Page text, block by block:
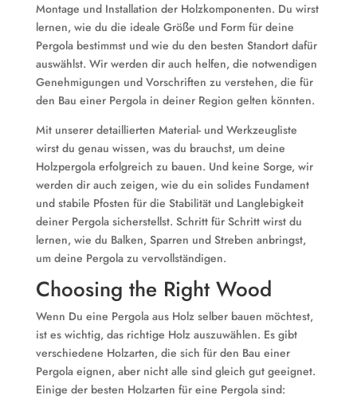
Montage und Installation der Holzkomponenten. Du wirst
lernen, wie du die ideale Größe und Form für deine
Pergola bestimmst und wie du den besten Standort dafür
auswählst. Wir werden dir auch helfen, die notwendigen
Genehmigungen und Vorschriften zu verstehen, die für
den Bau einer Pergola in deiner Region gelten könnten.
Mit unserer detaillierten Material- und Werkzeugliste
wirst du genau wissen, was du brauchst, um deine
Holzpergola erfolgreich zu bauen. Und keine Sorge, wir
werden dir auch zeigen, wie du ein solides Fundament
und stabile Pfosten für die Stabilität und Langlebigkeit
deiner Pergola sicherstellst. Schritt für Schritt wirst du
lernen, wie du Balken, Sparren und Streben anbringst,
um deine Pergola zu vervollständigen.
Choosing the Right Wood
Wenn Du eine Pergola aus Holz selber bauen möchtest,
ist es wichtig, das richtige Holz auszuwählen. Es gibt
verschiedene Holzarten, die sich für den Bau einer
Pergola eignen, aber nicht alle sind gleich gut geeignet.
Einige der besten Holzarten für eine Pergola sind: